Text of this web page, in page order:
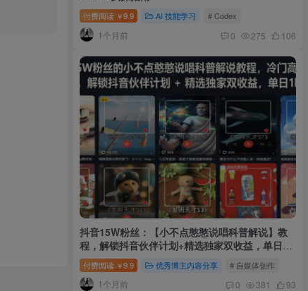
付费阅读 ￥9.9 AI 技能学习 # Codex
1个月前 0 275 106
抖音15W粉丝：【小不点憨憨说唱科普解说】教
程，解锁抖音伙伴计划+精选独家双收益，单日
1k+
付费阅读 ￥9.9 优秀博主内容分享 # 自媒体创作
1个月前 0 381 93